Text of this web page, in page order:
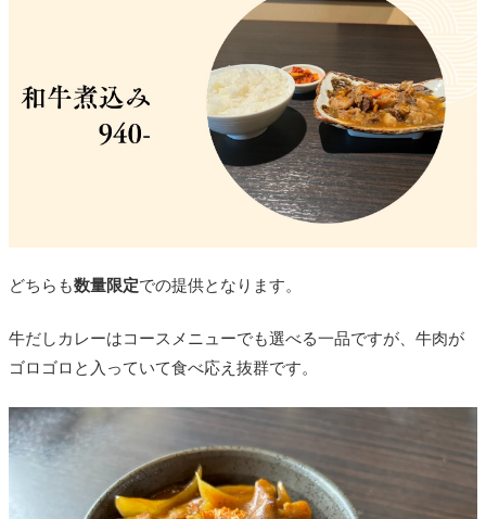
どちらも数量限定での提供となります。
牛だしカレーはコースメニューでも選べる一品ですが、牛肉が
ゴロゴロと入っていて食べ応え抜群です。